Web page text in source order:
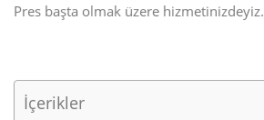
Pres başta olmak üzere hizmetinizdeyiz.
İçerikler